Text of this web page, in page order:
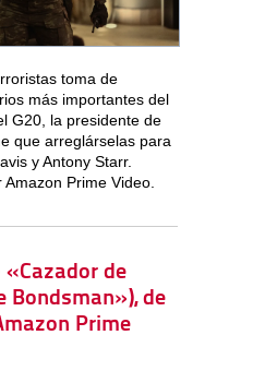
toma de
más importantes del
G20, la presidente de
que arreglárselas para
y Antony Starr.
Prime Video.
«Cazador de
Bondsman»), de
Prime